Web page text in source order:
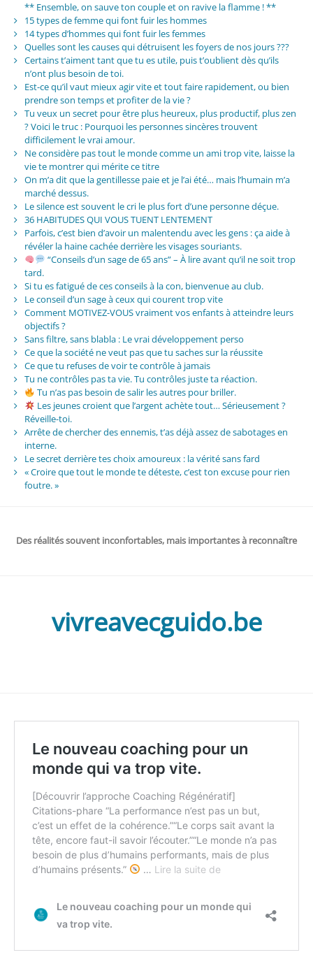
** Ensemble, on sauve ton couple et on ravive la flamme ! **
15 types de femme qui font fuir les hommes
14 types d’hommes qui font fuir les femmes
Quelles sont les causes qui détruisent les foyers de nos jours ???
Certains t’aiment tant que tu es utile, puis t’oublient dès qu’ils
n’ont plus besoin de toi.
Est-ce qu’il vaut mieux agir vite et tout faire rapidement, ou bien
prendre son temps et profiter de la vie ?
Tu veux un secret pour être plus heureux, plus productif, plus zen
? Voici le truc : Pourquoi les personnes sincères trouvent
difficilement le vrai amour.
Ne considère pas tout le monde comme un ami trop vite, laisse la
vie te montrer qui mérite ce titre
On m’a dit que la gentillesse paie et je l’ai été… mais l’humain m’a
marché dessus.
Le silence est souvent le cri le plus fort d’une personne déçue.
36 HABITUDES QUI VOUS TUENT LENTEMENT
Parfois, c’est bien d’avoir un malentendu avec les gens : ça aide à
révéler la haine cachée derrière les visages souriants.
“Conseils d’un sage de 65 ans” – À lire avant qu’il ne soit trop
tard.
Si tu es fatigué de ces conseils à la con, bienvenue au club.
Le conseil d’un sage à ceux qui courent trop vite
Comment MOTIVEZ-VOUS vraiment vos enfants à atteindre leurs
objectifs ?
Sans filtre, sans blabla : Le vrai développement perso
Ce que la société ne veut pas que tu saches sur la réussite
Ce que tu refuses de voir te contrôle à jamais
Tu ne contrôles pas ta vie. Tu contrôles juste ta réaction.
Tu n’as pas besoin de salir les autres pour briller.
Les jeunes croient que l’argent achète tout… Sérieusement ?
Réveille-toi.
Arrête de chercher des ennemis, t’as déjà assez de sabotages en
interne.
Le secret derrière tes choix amoureux : la vérité sans fard
« Croire que tout le monde te déteste, c’est ton excuse pour rien
foutre. »
Des réalités souvent inconfortables, mais importantes à reconnaître
vivreavecguido.be